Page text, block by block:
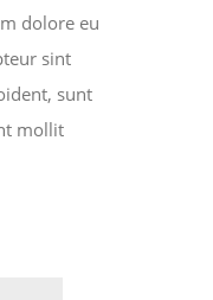
dolore eu
sint
sunt
mollit